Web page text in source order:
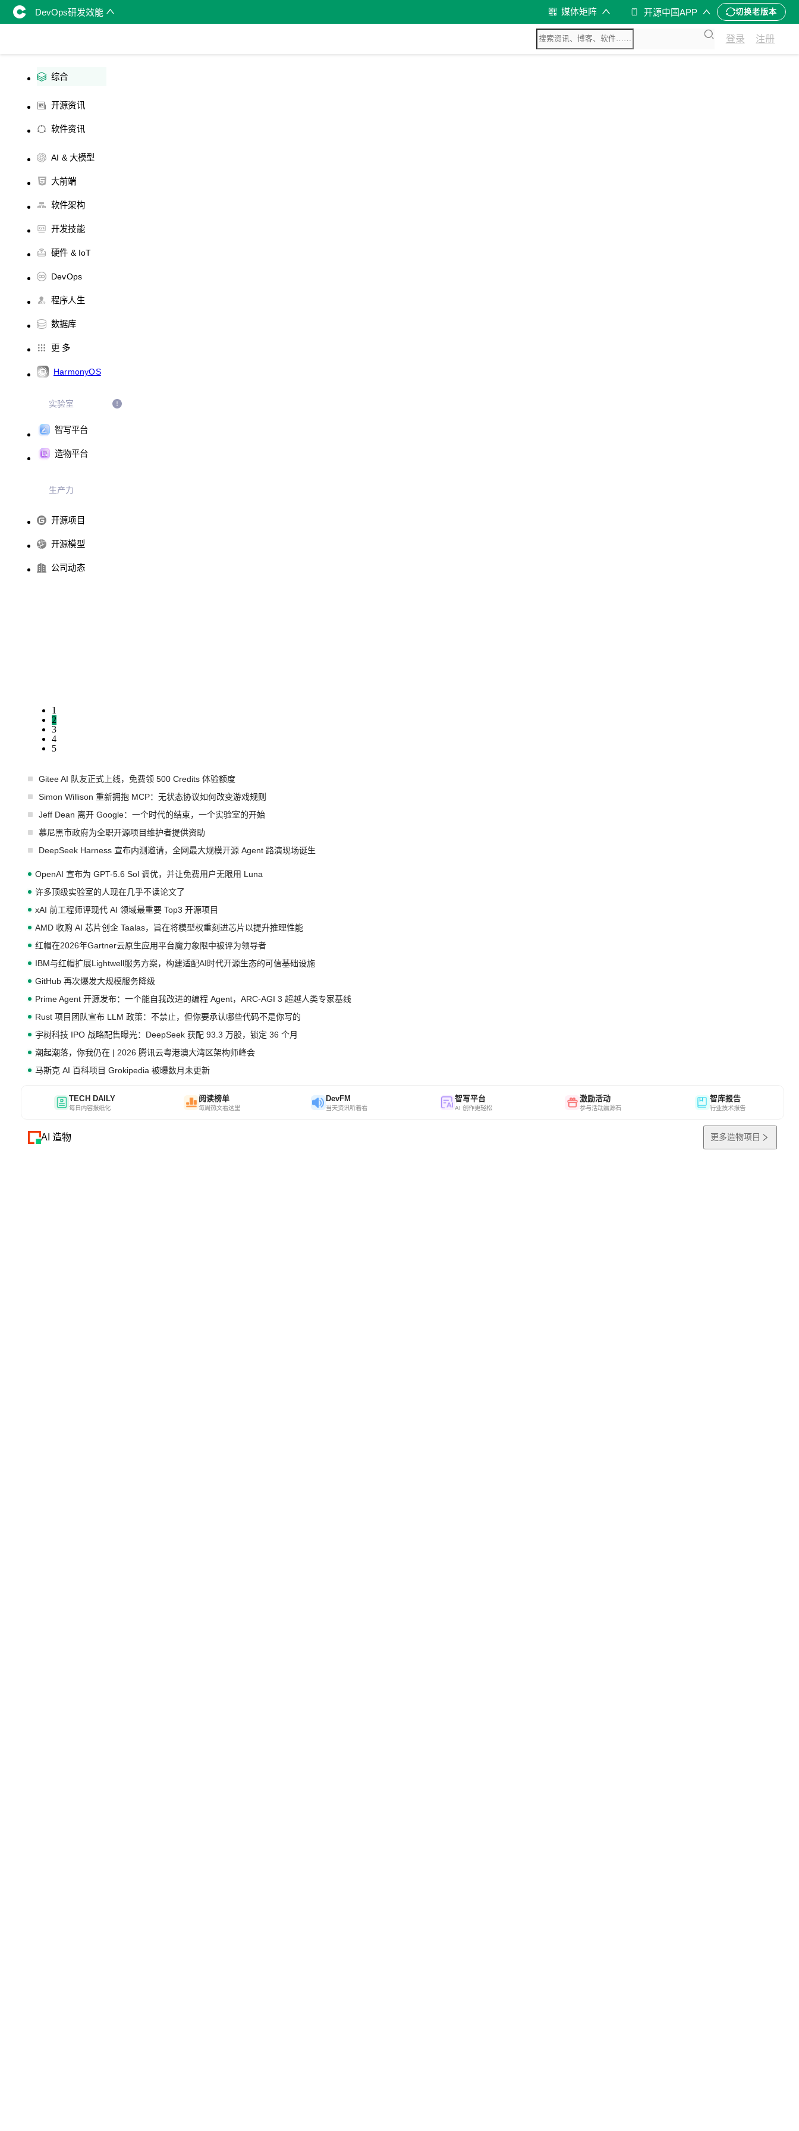
DevOps研发效能 媒体矩阵 开源中国APP 切换老版本
登录 注册
综合
开源资讯
软件资讯
AI & 大模型
大前端
软件架构
开发技能
硬件 & IoT
DevOps
程序人生
数据库
更 多
HarmonyOS
实验室
智写平台
造物平台
生产力
开源项目
开源模型
公司动态
1
2
3
4
5
Gitee AI 队友正式上线，免费领 500 Credits 体验额度
Simon Willison 重新拥抱 MCP：无状态协议如何改变游戏规则
Jeff Dean 离开 Google：一个时代的结束，一个实验室的开始
慕尼黑市政府为全职开源项目维护者提供资助
DeepSeek Harness 宣布内测邀请，全网最大规模开源 Agent 路演现场诞生
OpenAI 宣布为 GPT-5.6 Sol 调优，并让免费用户无限用 Luna
许多顶级实验室的人现在几乎不读论文了
xAI 前工程师评现代 AI 领域最重要 Top3 开源项目
AMD 收购 AI 芯片创企 Taalas，旨在将模型权重刻进芯片以提升推理性能
红帽在2026年Gartner云原生应用平台魔力象限中被评为领导者
IBM与红帽扩展Lightwell服务方案，构建适配AI时代开源生态的可信基础设施
GitHub 再次爆发大规模服务降级
Prime Agent 开源发布：一个能自我改进的编程 Agent，ARC-AGI 3 超越人类专家基线
Rust 项目团队宣布 LLM 政策：不禁止，但你要承认哪些代码不是你写的
宇树科技 IPO 战略配售曝光：DeepSeek 获配 93.3 万股，锁定 36 个月
潮起潮落，你我仍在 | 2026 腾讯云粤港澳大湾区架构师峰会
马斯克 AI 百科项目 Grokipedia 被曝数月未更新
TECH DAILY
每日内容报纸化
阅读榜单
每周热文看这里
DevFM
当天资讯听着看
智写平台
AI 创作更轻松
激励活动
参与活动赢源石
智库报告
行业技术报告
AI 造物 更多造物项目